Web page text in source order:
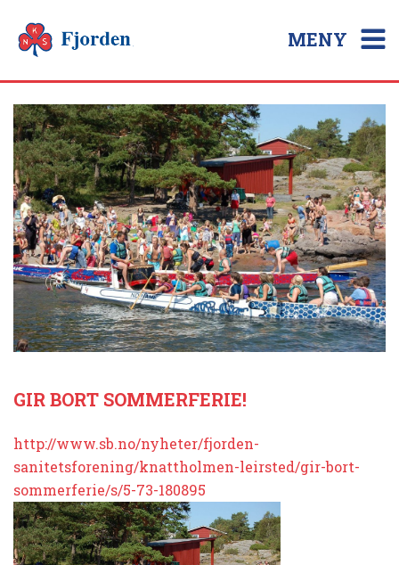
MENY
GIR BORT SOMMERFERIE!
http://www.sb.no/nyheter/fjorden-
sanitetsforening/knattholmen-leirsted/gir-bort-
sommerferie/s/5-73-180895